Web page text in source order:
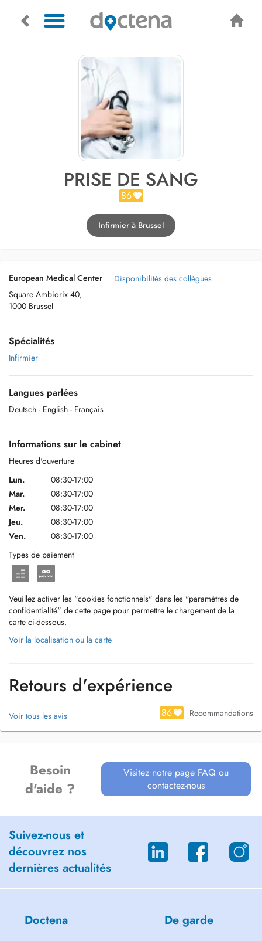
PRISE DE SANG
86
Infirmier à Brussel
European Medical Center
Square Ambiorix 40,
1000 Brussel
Disponibilités des collègues
Spécialités
Infirmier
Langues parlées
Deutsch - English - Français
Informations sur le cabinet
Heures d'ouverture
Lun.
08:30-17:00
Mar.
08:30-17:00
Mer.
08:30-17:00
Jeu.
08:30-17:00
Ven.
08:30-17:00
Types de paiement
Veuillez activer les "cookies fonctionnels" dans les "paramètres de
confidentialité" de cette page pour permettre le chargement de la
carte ci-dessous.
Voir la localisation ou la carte
Retours d'expérience
Voir tous les avis 86 Recommandations
Besoin
d'aide ?
Visitez notre page FAQ ou
contactez-nous
Suivez-nous et
découvrez nos
dernières actualités
Doctena De garde